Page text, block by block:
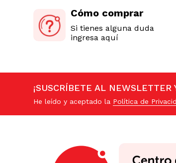
Cómo comprar
Si tienes alguna duda
ingresa aquí
¡SUSCRÍBETE AL NEWSLETTER
He leído y aceptado la Política de